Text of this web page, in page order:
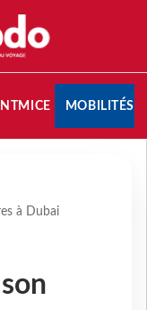
MICE MOBILITÉS
à Dubai